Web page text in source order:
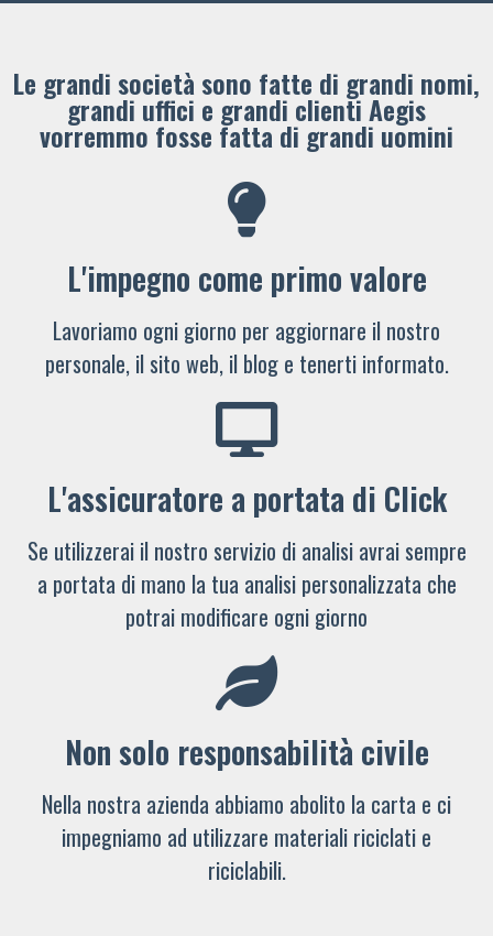
Le grandi società sono fatte di grandi nomi,
grandi uffici e grandi clienti ​Aegis
vorremmo fosse fatta di grandi uomini
L'impegno come primo valore
Lavoriamo ogni giorno per aggiornare il nostro
personale, il sito web, il blog e tenerti informato.
L'assicuratore a portata di Click
Se utilizzerai il nostro servizio di analisi avrai sempre
a portata di mano la tua analisi personalizzata che
potrai modificare ogni giorno
Non solo responsabilità civile
Nella nostra azienda abbiamo abolito la carta e ci
impegniamo ad utilizzare materiali riciclati e
riciclabili.